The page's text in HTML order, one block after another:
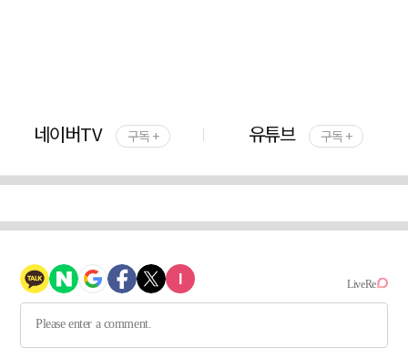
네이버TV 구독 + 유튜브 구독 +